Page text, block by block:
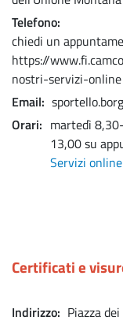
Telefono
chiedi un
https://
nostri-servizi-online
Email
Orari
martedì
13,00 su
Servizi online
Certificati e
Indirizzo Piazza